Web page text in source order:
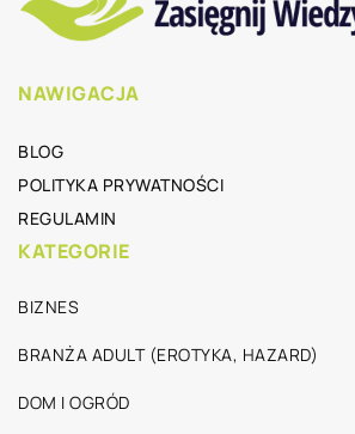
NAWIGACJA
BLOG
POLITYKA PRYWATNOŚCI
REGULAMIN
KATEGORIE
BIZNES
BRANŻA ADULT (EROTYKA, HAZARD)
DOM I OGRÓD